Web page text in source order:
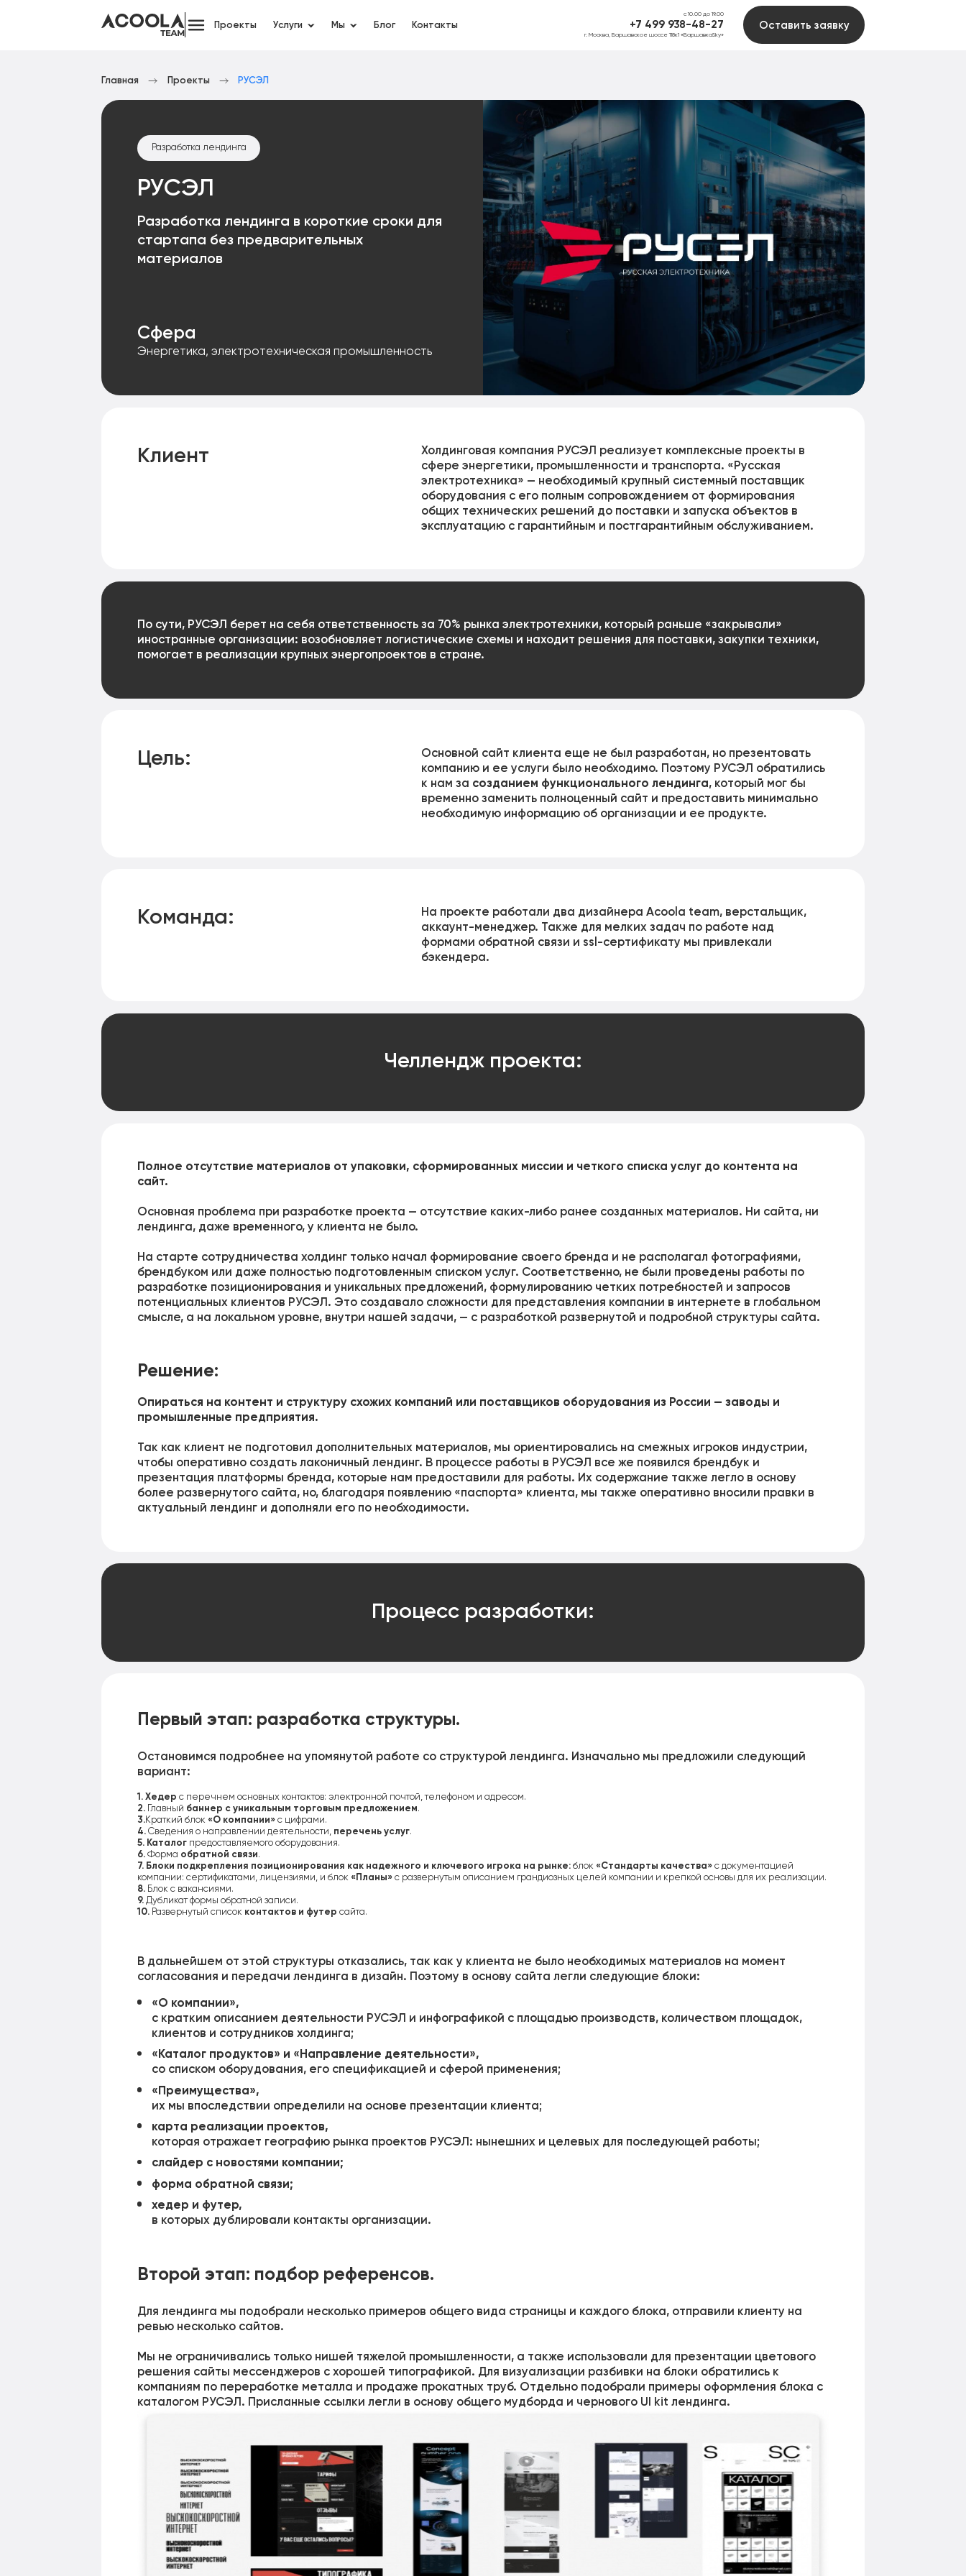
Проекты Услуги Мы Блог Контакты
с 10.00 до 19.00
+7 499 938-48-27
г. Москва, Варшавское шоссе 118к1 «ВаршавкаSky»
Оставить заявку
Главная Проекты РУСЭЛ
Разработка лендинга
РУСЭЛ
Разработка лендинга в короткие сроки для
стартапа без предварительных
материалов
Сфера
Энергетика, электротехническая промышленность
Клиент
Холдинговая компания РУСЭЛ реализует комплексные проекты в
сфере энергетики, промышленности и транспорта. «Русская
электротехника» — необходимый крупный системный поставщик
оборудования с его полным сопровождением от формирования
общих технических решений до поставки и запуска объектов в
эксплуатацию с гарантийным и постгарантийным обслуживанием.
По сути, РУСЭЛ берет на себя ответственность за 70% рынка электротехники, который раньше «закрывали»
иностранные организации: возобновляет логистические схемы и находит решения для поставки, закупки техники,
помогает в реализации крупных энергопроектов в стране.
Цель:
Основной сайт клиента еще не был разработан, но презентовать
компанию и ее услуги было необходимо. Поэтому РУСЭЛ обратились
к нам за созданием функционального лендинга, который мог бы
временно заменить полноценный сайт и предоставить минимально
необходимую информацию об организации и ее продукте.
Команда:
На проекте работали два дизайнера Acoola team, верстальщик,
аккаунт-менеджер. Также для мелких задач по работе над
формами обратной связи и ssl-сертификату мы привлекали
бэкендера.
Челлендж проекта:
Полное отсутствие материалов от упаковки, сформированных миссии и четкого списка услуг до контента на
сайт.
Основная проблема при разработке проекта — отсутствие каких-либо ранее созданных материалов. Ни сайта, ни
лендинга, даже временного, у клиента не было.
На старте сотрудничества холдинг только начал формирование своего бренда и не располагал фотографиями,
брендбуком или даже полностью подготовленным списком услуг. Соответственно, не были проведены работы по
разработке позиционирования и уникальных предложений, формулированию четких потребностей и запросов
потенциальных клиентов РУСЭЛ. Это создавало сложности для представления компании в интернете в глобальном
смысле, а на локальном уровне, внутри нашей задачи, — с разработкой развернутой и подробной структуры сайта.
Решение:
Опираться на контент и структуру схожих компаний или поставщиков оборудования из России — заводы и
промышленные предприятия.
Так как клиент не подготовил дополнительных материалов, мы ориентировались на смежных игроков индустрии,
чтобы оперативно создать лаконичный лендинг. В процессе работы в РУСЭЛ все же появился брендбук и
презентация платформы бренда, которые нам предоставили для работы. Их содержание также легло в основу
более развернутого сайта, но, благодаря появлению «паспорта» клиента, мы также оперативно вносили правки в
актуальный лендинг и дополняли его по необходимости.
Процесс разработки:
Первый этап: разработка структуры.
Остановимся подробнее на упомянутой работе со структурой лендинга. Изначально мы предложили следующий
вариант:
1. Хедер с перечнем основных контактов: электронной почтой, телефоном и адресом.
2.Главный баннер с уникальным торговым предложением.
3.Краткий блок «О компании»с цифрами.
4.Сведения о направлении деятельности, перечень услуг.
5. Каталогпредоставляемого оборудования.
6.Форма обратной связи.
7. Блоки подкрепления позиционирования как надежного и ключевого игрока на рынке:блок «Стандарты качества»с документацией
компании: сертификатами, лицензиями, и блок «Планы»с развернутым описанием грандиозных целей компании и крепкой основы для их реализации.
8.Блок с вакансиями.
9.Дубликат формы обратной записи.
10.Развернутый список контактов и футер сайта.
В дальнейшем от этой структуры отказались, так как у клиента не было необходимых материалов на момент
согласования и передачи лендинга в дизайн. Поэтому в основу сайта легли следующие блоки:
«О компании»,
с кратким описанием деятельности РУСЭЛ и инфографикой с площадью производств, количеством площадок,
клиентов и сотрудников холдинга;
«Каталог продуктов» и «Направление деятельности»,
со списком оборудования, его спецификацией и сферой применения;
«Преимущества»,
их мы впоследствии определили на основе презентации клиента;
карта реализации проектов,
которая отражает географию рынка проектов РУСЭЛ: нынешних и целевых для последующей работы;
слайдер с новостями компании;
форма обратной связи;
хедер и футер,
в которых дублировали контакты организации.
Второй этап: подбор референсов.
Для лендинга мы подобрали несколько примеров общего вида страницы и каждого блока, отправили клиенту на
ревью несколько сайтов.
Мы не ограничивались только нишей тяжелой промышленности, а также использовали для презентации цветового
решения сайты мессенджеров с хорошей типографикой. Для визуализации разбивки на блоки обратились к
компаниям по переработке металла и продаже прокатных труб. Отдельно подобрали примеры оформления блока с
каталогом РУСЭЛ. Присланные ссылки легли в основу общего мудборда и чернового UI kit лендинга.